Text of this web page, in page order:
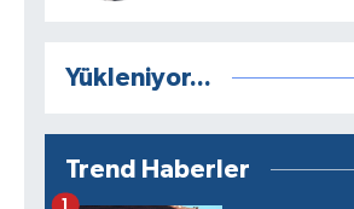
Yükleniyor...
Trend Haberler
1